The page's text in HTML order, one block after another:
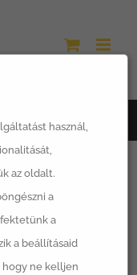
használ,
az oldalt.
a
a
a beállításaid
ne kelljen